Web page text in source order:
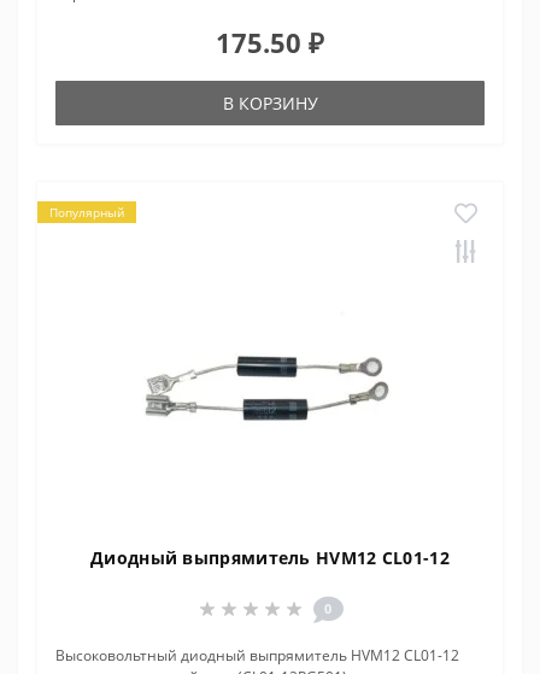
175.50 ₽
В КОРЗИНУ
Популярный
Диодный выпрямитель HVM12 CL01-12
0
Высоковольтный диодный выпрямитель HVM12 CL01-12